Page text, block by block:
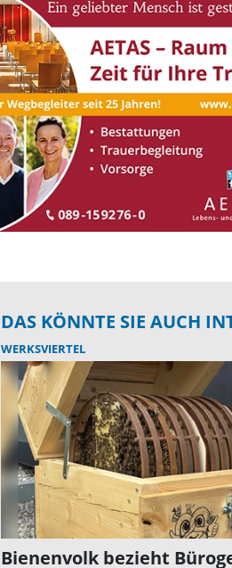
DAS KÖNNTE SIE AUCH
WERKSVIERTEL
Bienenvolk bezieht